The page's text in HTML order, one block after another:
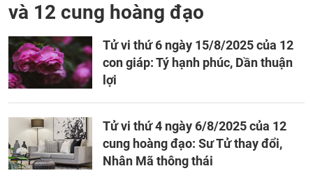
và 12 cung hoàng đạo
Tử vi thứ 6 ngày 15/8/2025 của 12
con giáp: Tý hạnh phúc, Dần thuận
lợi
Tử vi thứ 4 ngày 6/8/2025 của 12
cung hoàng đạo: Sư Tử thay đổi,
Nhân Mã thông thái